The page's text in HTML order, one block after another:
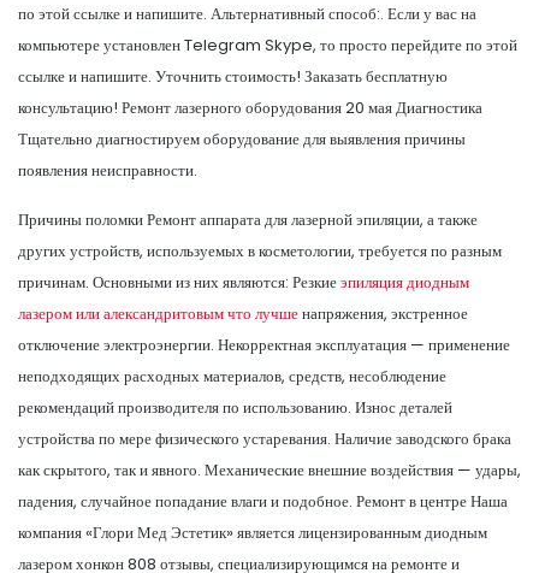
по этой ссылке и напишите. Альтернативный способ:. Если у вас на
компьютере установлен Telegram Skype, то просто перейдите по этой
ссылке и напишите. Уточнить стоимость! Заказать бесплатную
консультацию! Ремонт лазерного оборудования 20 мая Диагностика
Тщательно диагностируем оборудование для выявления причины
появления неисправности.
Причины поломки Ремонт аппарата для лазерной эпиляции, а также
других устройств, используемых в косметологии, требуется по разным
причинам. Основными из них являются: Резкиеэпиляция диодным
лазером или александритовым что лучшенапряжения, экстренное
отключение электроэнергии. Некорректная эксплуатация — применение
неподходящих расходных материалов, средств, несоблюдение
рекомендаций производителя по использованию. Износ деталей
устройства по мере физического устаревания. Наличие заводского брака
как скрытого, так и явного. Механические внешние воздействия — удары,
падения, случайное попадание влаги и подобное. Ремонт в центре Наша
компания «Глори Мед Эстетик» является лицензированным диодным
лазером хонкон 808 отзывы, специализирующимся на ремонте и